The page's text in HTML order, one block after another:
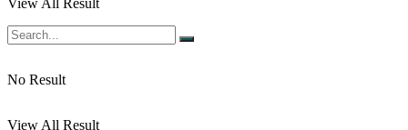
View All Result
No Result
View All Result